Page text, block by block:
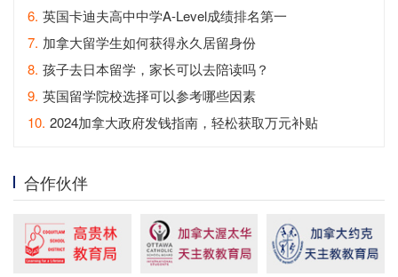
6. 英国卡迪夫高中中学A-Level成绩排名第一
7. 加拿大留学生如何获得永久居留身份
8. 孩子去日本留学，家长可以去陪读吗？
9. 英国留学院校选择可以参考哪些因素
10. 2024加拿大政府发钱指南，轻松获取万元补贴
合作伙伴